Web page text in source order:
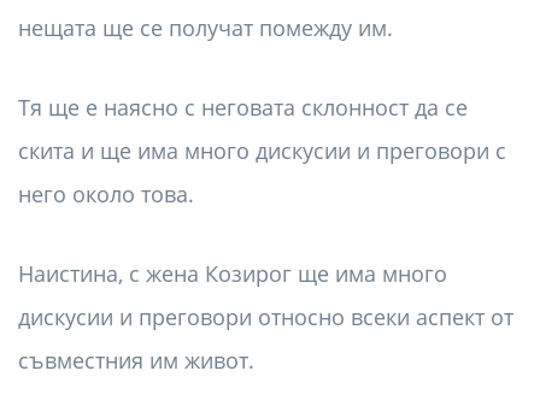
нещата ще се получат помежду им.
Тя ще е наясно с неговата склонност да се
скита и ще има много дискусии и преговори с
него около това.
Наистина, с жена Козирог ще има много
дискусии и преговори относно всеки аспект от
съвместния им живот.